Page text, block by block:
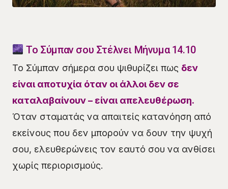
Το Σύμπαν σου Στέλνει Μήνυμα 14.10
Το Σύμπαν σήμερα σου ψιθυρίζει πως δεν
είναι αποτυχία όταν οι άλλοι δεν σε
καταλαβαίνουν – είναι απελευθέρωση.
Όταν σταματάς να απαιτείς κατανόηση από
εκείνους που δεν μπορούν να δουν την ψυχή
σου, ελευθερώνεις τον εαυτό σου να ανθίσει
χωρίς περιορισμούς.